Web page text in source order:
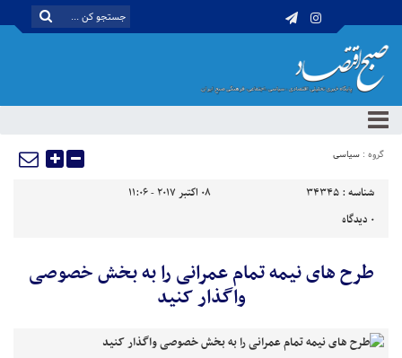
گروه : سیاسی
شناسه : 34345
08 اکتبر 2017 - 11:06
0 دیدگاه
طرح های نیمه تمام عمرانی را به بخش خصوصی
واگذار کنید